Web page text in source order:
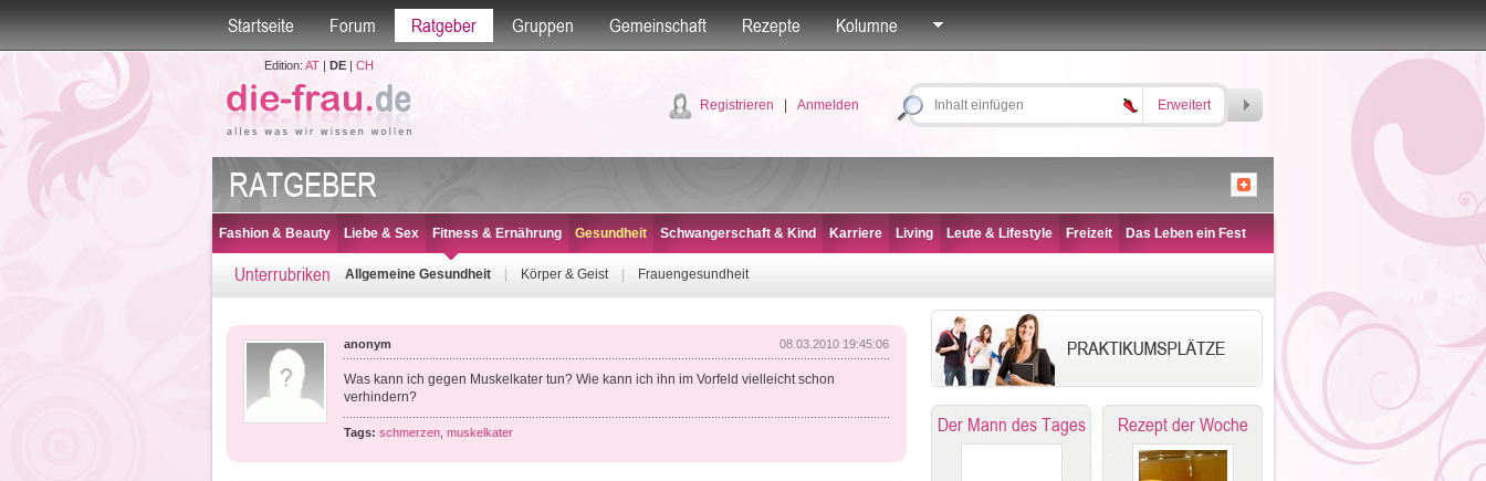
Startseite Forum Ratgeber Gruppen Gemeinschaft Rezepte Kolumne
Edition: AT| DE| CH
Registrieren Anmelden Erweitert
RATGEBER
Fashion & Beauty Liebe & Sex Fitness & Ernährung Gesundheit Schwangerschaft & Kind Karriere Living Leute & Lifestyle Freizeit Das Leben ein Fest
Unterrubriken Allgemeine Gesundheit Körper & Geist| Frauengesundheit
08.03.2010 19:45:06
anonym
Was kann ich gegen Muskelkater tun? Wie kann ich ihn im Vorfeld vielleicht schon
verhindern?
Tags: schmerzen, muskelkater Der Mann des Tages Rezept der Woche